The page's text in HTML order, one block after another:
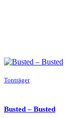
Tonträger
Busted – Busted